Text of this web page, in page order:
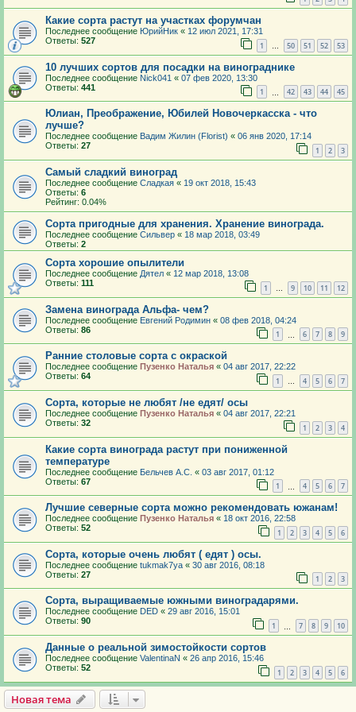
Какие сорта растут на участках форумчан
Последнее сообщение ЮрийНик « 12 июл 2021, 17:31
Ответы: 527 1 … 50 51 52 53
10 лучших сортов для посадки на винограднике
Последнее сообщение Nick041 « 07 фев 2020, 13:30
Ответы: 441 1 42 43 44 45
Юлиан, Преображение, Юбилей Новочеркасска - что
лучше?
Последнее сообщение Вадим Жилин (Florist) « 06 янв 2020, 17:14
Ответы: 27 1 2 3
Самый сладкий виноград
Последнее сообщение Сладкая « 19 окт 2018, 15:43
Ответы: 6
Рейтинг: 0.04%
Сорта пригодные для хранения. Хранение винограда.
Последнее сообщение Сильвер « 18 мар 2018, 03:49
Ответы: 2
Сорта хорошие опылители
Последнее сообщение Дятел « 12 мар 2018, 13:08
Ответы: 111 1 … 9 10 11 12
Замена винограда Альфа- чем?
Последнее сообщение Евгений Родимин « 08 фев 2018, 04:24
Ответы: 86 1 6 7 8 9
Ранние столовые сорта с окраской
Последнее сообщение Пузенко Наталья « 04 авг 2017, 22:22
Ответы: 64 1 … 4 5 6 7
Сорта, которые не любят /не едят/ осы
Последнее сообщение Пузенко Наталья « 04 авг 2017, 22:21
Ответы: 32 1 2 3 4
Какие сорта винограда растут при пониженной
температуре
Последнее сообщение Бельчев А.С. « 03 авг 2017, 01:12
Ответы: 67 1 4 5 6 7
Лучшие северные сорта можно рекомендовать южанам!
Последнее сообщение Пузенко Наталья « 18 окт 2016, 22:58
Ответы: 52 1 2 3 4 5 6
Сорта, которые очень любят ( едят ) осы.
Последнее сообщение tukmak7ya « 30 авг 2016, 08:18
Ответы: 27 1 2 3
Сорта, выращиваемые южными виноградарями.
Последнее сообщение DED « 29 авг 2016, 15:01
Ответы: 90 1 7 8 9 10
Данные о реальной зимостойкости сортов
Последнее сообщение ValentinaN « 26 апр 2016, 15:46
Ответы: 52 1 2 3 4 5 6
Новая тема